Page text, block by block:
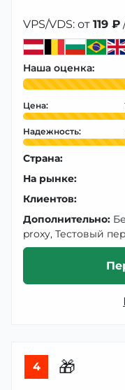
VPS/VDS: от 119 ₽
Наша оценка:
Цена:
Надежность:
Страна:
На рынке:
Клиентов:
Дополнительно:
proxy, Тестовый
4 🎁